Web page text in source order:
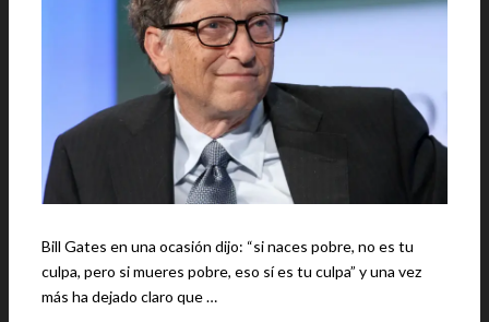
Bill Gates en una ocasión dijo: “si naces pobre, no es tu
culpa, pero si mueres pobre, eso sí es tu culpa” y una vez
más ha dejado claro que …